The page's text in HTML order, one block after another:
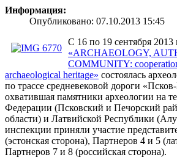
Информация:
Опубликовано: 07.10.2013 15:45
С 16 по 19 сентября 2013
«ARCHAEOLOGY,
COMMUNITY:
archaeological heritage» состоялась
по трассе средневековой дороги
охватившая памятники археологии на
Федерации (Псковский и Печорский
области) и Латвийской Республики
инспекции приняли участие
(эстонская сторона), Партнеров 4 и 5
Партнеров 7 и 8 (российская сторона).